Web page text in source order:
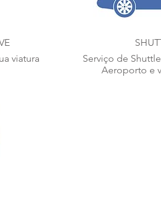
viatura
Serviço de
Aeroporto e